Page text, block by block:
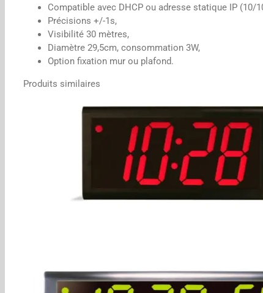
Compatible avec DHCP ou adresse statique IP (10/
Précisions +/-1s,
Visibilité 30 mètres,
Diamètre 29,5cm, consommation 3W,
Option fixation mur ou plafond.
Produits similaires